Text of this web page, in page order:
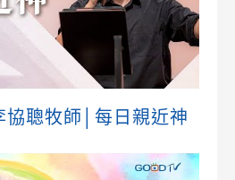
聰牧師│每日親近神